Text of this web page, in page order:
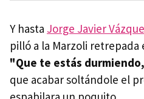
Y hasta Jorge Javier
pilló a la Marzoli retrepada
"Que te estás
que acabar soltándole el